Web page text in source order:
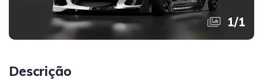
1/1
Descrição